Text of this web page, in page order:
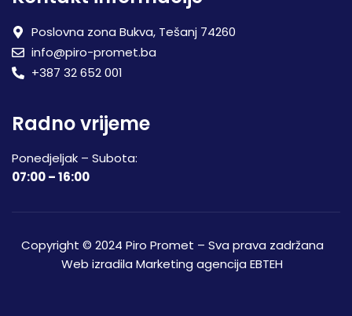
Poslovna zona Bukva, Tešanj 74260
info@piro-promet.ba
+387 32 652 001
Radno vrijeme
Ponedjeljak – Subota:
07:00 – 16:00
Copyright © 2024 Piro Promet – Sva prava zadržana
Web izradila Marketing agencija EBTEH